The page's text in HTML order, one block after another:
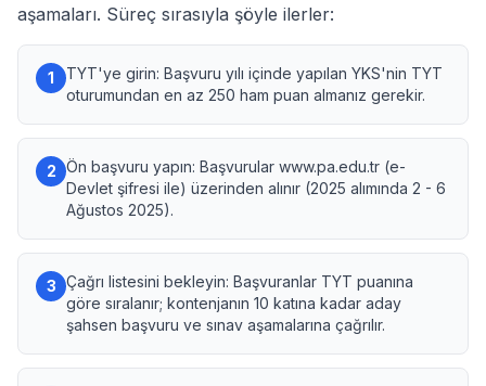
aşamaları. Süreç sırasıyla şöyle ilerler:
1
TYT'ye girin: Başvuru yılı içinde yapılan YKS'nin TYT
oturumundan en az 250 ham puan almanız gerekir.
2 Ön başvuru yapın: Başvurular www.pa.edu.tr (e-
Devlet şifresi ile) üzerinden alınır (2025 alımında 2 - 6
Ağustos 2025).
3 Çağrı listesini bekleyin: Başvuranlar TYT puanına
göre sıralanır; kontenjanın 10 katına kadar aday
şahsen başvuru ve sınav aşamalarına çağrılır.